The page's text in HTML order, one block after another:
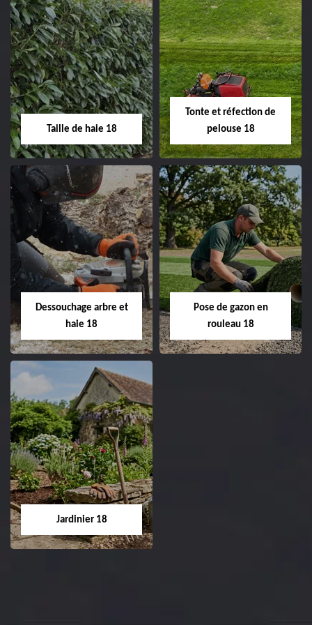
Elagage d'arbre 18
Entreprise élagage
d'arbre 18 Cher tel:
02.52.56.49.40
Abattage d'arbres
18
Entreprise abattage
Taille de haie 18
Taille de haie 18
Entreprise taille de haie
18 Cher tel:
02.52.56.49.40
Tonte et réfection de
pelouse 18
Tonte et réfection
de pelouse 18
Entreprise tonte et
Cher tel: 02.52.56.49.40
Dessouchage arbre et
haie 18
Dessouchage arbre
et haie 18
Entreprise dessouchage
arbre et haie 18 Cher
Pose de gazon en
rouleau 18
Jardinier 18